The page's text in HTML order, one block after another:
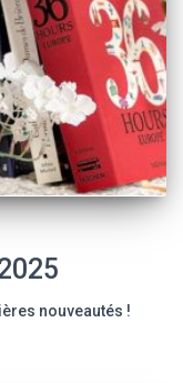
nouveautés !